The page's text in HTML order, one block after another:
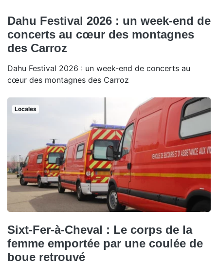
Dahu Festival 2026 : un week-end de
concerts au cœur des montagnes
des Carroz
Dahu Festival 2026 : un week-end de concerts au
cœur des montagnes des Carroz
Locales
Sixt-Fer-à-Cheval : Le corps de la
femme emportée par une coulée de
boue retrouvé